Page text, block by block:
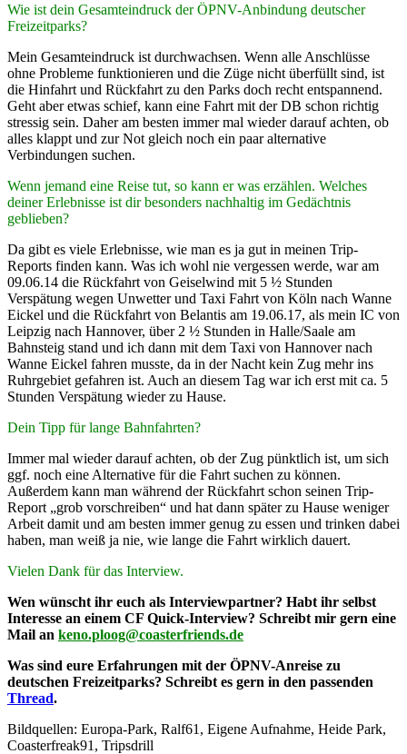
Wie ist dein Gesamteindruck der ÖPNV-Anbindung deutscher
Freizeitparks?
Mein Gesamteindruck ist durchwachsen. Wenn alle Anschlüsse
ohne Probleme funktionieren und die Züge nicht überfüllt sind, ist
die Hinfahrt und Rückfahrt zu den Parks doch recht entspannend.
Geht aber etwas schief, kann eine Fahrt mit der DB schon richtig
stressig sein. Daher am besten immer mal wieder darauf achten, ob
alles klappt und zur Not gleich noch ein paar alternative
Verbindungen suchen.
Wenn jemand eine Reise tut, so kann er was erzählen. Welches
deiner Erlebnisse ist dir besonders nachhaltig im Gedächtnis
geblieben?
Da gibt es viele Erlebnisse, wie man es ja gut in meinen Trip-
Reports finden kann. Was ich wohl nie vergessen werde, war am
09.06.14 die Rückfahrt von Geiselwind mit 5 ½ Stunden
Verspätung wegen Unwetter und Taxi Fahrt von Köln nach Wanne
Eickel und die Rückfahrt von Belantis am 19.06.17, als mein IC von
Leipzig nach Hannover, über 2 ½ Stunden in Halle/Saale am
Bahnsteig stand und ich dann mit dem Taxi von Hannover nach
Wanne Eickel fahren musste, da in der Nacht kein Zug mehr ins
Ruhrgebiet gefahren ist. Auch an diesem Tag war ich erst mit ca. 5
Stunden Verspätung wieder zu Hause.
Dein Tipp für lange Bahnfahrten?
Immer mal wieder darauf achten, ob der Zug pünktlich ist, um sich
ggf. noch eine Alternative für die Fahrt suchen zu können.
Außerdem kann man während der Rückfahrt schon seinen Trip-
Report „grob vorschreiben“ und hat dann später zu Hause weniger
Arbeit damit und am besten immer genug zu essen und trinken dabei
haben, man weiß ja nie, wie lange die Fahrt wirklich dauert.
Vielen Dank für das Interview.
Wen wünscht ihr euch als Interviewpartner? Habt ihr selbst
Interesse an einem CF Quick-Interview? Schreibt mir gern eine
Mail an keno.ploog@coasterfriends.de
Was sind eure Erfahrungen mit der ÖPNV-Anreise zu
deutschen Freizeitparks? Schreibt es gern in den passenden
Thread.
Bildquellen: Europa-Park, Ralf61, Eigene Aufnahme, Heide Park,
Coasterfreak91, Tripsdrill